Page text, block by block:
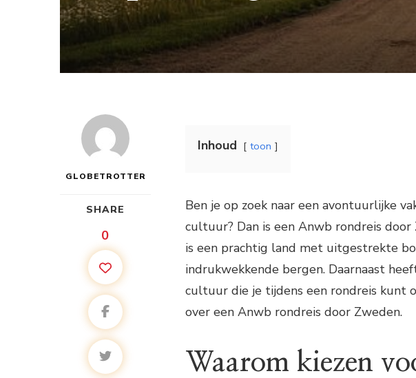
GLOBETROTTER
SHARE
0
Inhoud toon
Ben je op zoek naar een avontuurlijke
cultuur? Dan is een Anwb rondreis
is een prachtig land met uitgestrekte
indrukwekkende bergen. Daarnaast
cultuur die je tijdens een rondreis kunt
over een Anwb rondreis door Zweden.
Waarom kiezen